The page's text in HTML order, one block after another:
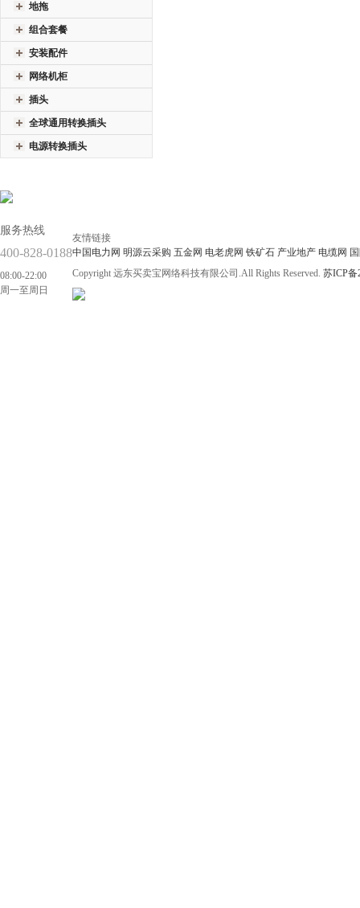
地拖
组合套餐
安装配件
网络机柜
插头
全球通用转换插头
电源转换插头
服务热线
400-828-0188
08:00-22:00
周一至周日
友情链接
中国电力网 明源云采购 五金网 电老虎网 铁矿石 产业地产 电缆网
Copyright 远东买卖宝网络科技有限公司.All Rights Reserved. 苏ICP备